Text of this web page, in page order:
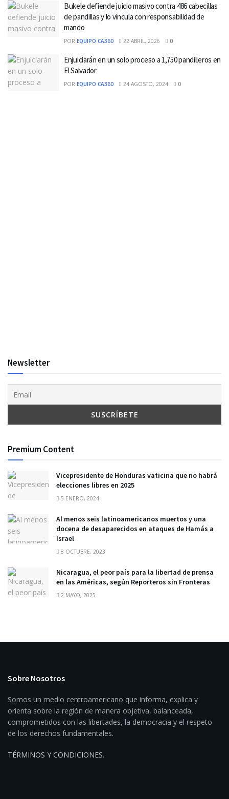
Bukele defiende juicio masivo contra 486 cabecillas
de pandillas y lo vincula con responsabilidad de
mando
POR EQUIPO CA360 22 ABRIL, 2026 0
Enjuiciarán en un solo proceso a 1,750 pandilleros en
El Salvador
POR EQUIPO CA360 24 AGOSTO, 2024 0
Newsletter
Premium Content
Vicepresidente de Honduras vaticina que no habrá
elecciones libres en 2025
5 ENERO, 2024
Al menos seis latinoamericanos muertos y una
docena de desaparecidos en ataques de Hamás a
Israel
8 OCTUBRE, 2023
Nicaragua, el peor país para la libertad de prensa
en las Américas, según Reporteros sin Fronteras
2 MAYO, 2025
Sobre Nosotros
Somos un medio centroamericano que informa, explica y
orienta sobre la región de manera objetiva, balanceada,
comprometidos con las libertades, la democracia y el respeto
de los derechos fundamentales.
TÉRMINOS Y CONDICIONES.